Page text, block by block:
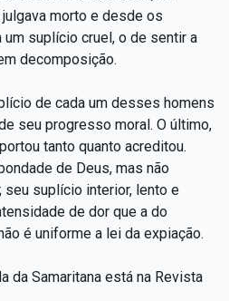
morto e desde os
suplício cruel, o de sentir a
decomposição.
de cada um desses homens
seu progresso moral. O último,
tanto quanto acreditou.
de Deus, mas não
suplício interior, lento e
de dor que a do
é uniforme a lei da expiação.
da Samaritana está na Revista